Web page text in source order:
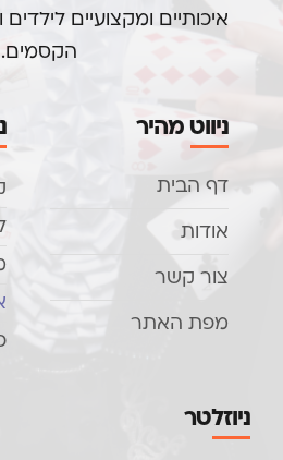
איכותיים ומקצועיים
הקסמים.
ניווט מהיר
דף הבית
אודות
צור קשר
מפת האתר
ניוזלטר